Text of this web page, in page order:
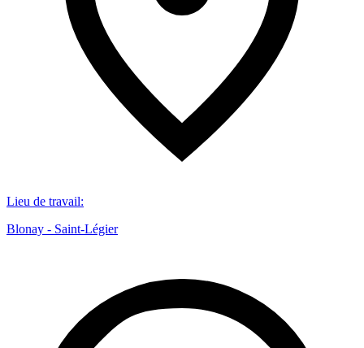
Lieu de travail:
Blonay - Saint-Légier